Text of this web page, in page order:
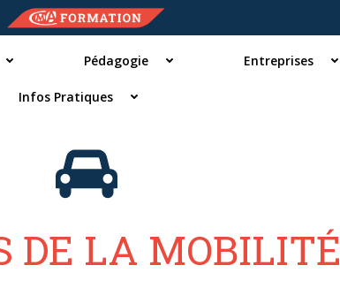
Pédagogie Entreprises
Infos Pratiques
DE LA MOBILITÉ